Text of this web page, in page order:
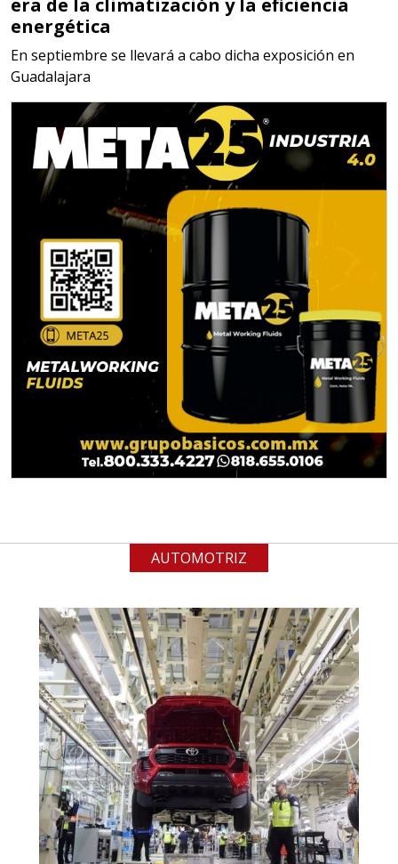
MATERIALES PARA SELLOS DE
BATERÍAS DE LITIO
Especificaciones:
Para vehículos eléctricos.
Requisitos: Garantizar composición
química y origen adecuados
(especialmente para grafito) y
contar con sistemas de calidad y
gestión ambiental.
Aplicar al Requerimiento
Empresa en Jalisco
ALAMBRE DE INCONEL
Requisitos: Garantizar composición
química y origen adecuados
(especialmente para grafito) y
Empresa en Jalisco
Requiere:
ACERO INOXIDABLE
Especificaciones:
Incluyendo grado 304. Requisitos:
Garantizar composición química y
origen adecuados (especialmente
para grafito) y contar con sistemas
de calidad y gestión ambiental.
era de la climatización y la eficiencia
energética
En septiembre se llevará a cabo dicha exposición en
Guadalajara
AUTOMOTRIZ